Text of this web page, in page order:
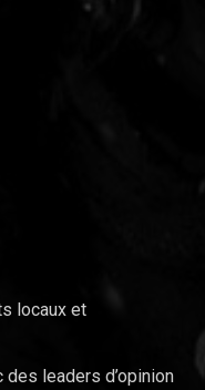
locaux et
leaders d’opinion